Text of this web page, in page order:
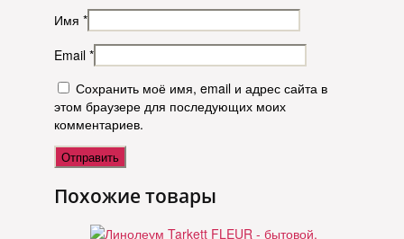
Имя *
Email *
Сохранить моё имя, email и адрес сайта в
этом браузере для последующих моих
комментариев.
Похожие товары